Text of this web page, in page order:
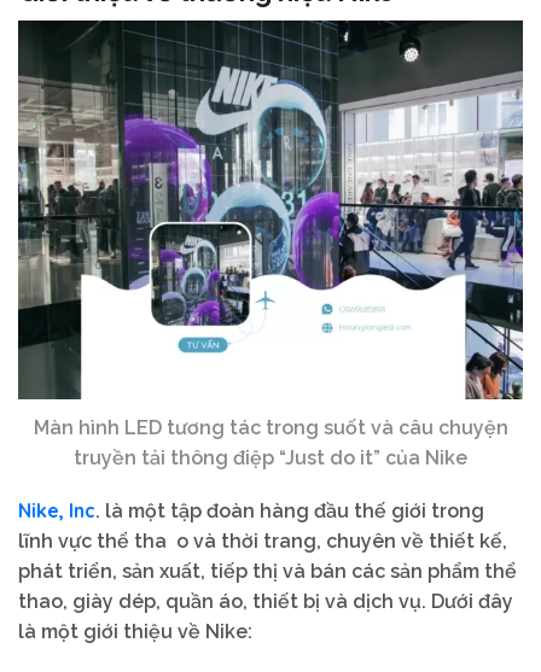
Màn hình LED tương tác trong suốt và câu chuyện
truyền tải thông điệp “Just do it” của Nike
Nike, Inc. là một tập đoàn hàng đầu thế giới trong
lĩnh vực thể tha o và thời trang, chuyên về thiết kế,
phát triển, sản xuất, tiếp thị và bán các sản phẩm thể
thao, giày dép, quần áo, thiết bị và dịch vụ. Dưới đây
là một giới thiệu về Nike: